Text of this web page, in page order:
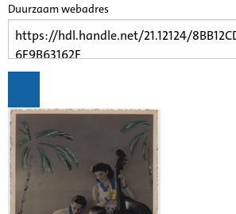
Duurzaam webadres